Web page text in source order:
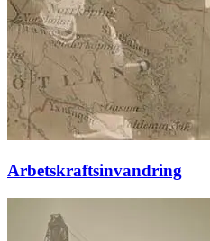
Arbetskraftsinvandring